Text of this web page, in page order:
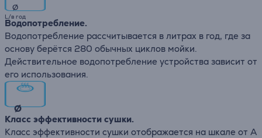
∅
L/в год
Водопотребление.
Водопотребление рассчитывается в литрах в год, где за
основу берётся 280 обычных циклов мойки.
Действительное водопотребление устройства зависит от
его использования.
∅
Класс эффективности сушки.
Класс эффективности сушки отображается на шкале от А